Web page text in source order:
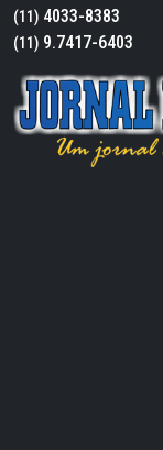
(11) 4033-8383
(11) 9.7417-6403